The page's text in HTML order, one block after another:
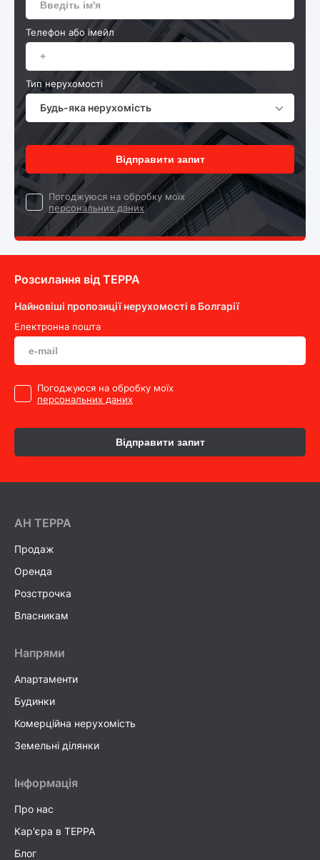
Телефон або імейл
Тип нерухомості
Будь-яка нерухомість
Відправити запит
Погоджуюся на обробку моїх
персональних даних
Розсилання від ТEPPA
Найновіші пропозиції нерухомості в Болгарії
Електронна пошта
Погоджуюся на обробку моїх
персональних даних
Відправити запит
AH ТEPPA
Продаж
Оренда
Розстрочка
Власникам
Напрями
Апартаменти
Будинки
Комерційна нерухомість
Земельні ділянки
Інформація
Про нас
Кар'єра в TEPPA
Блог